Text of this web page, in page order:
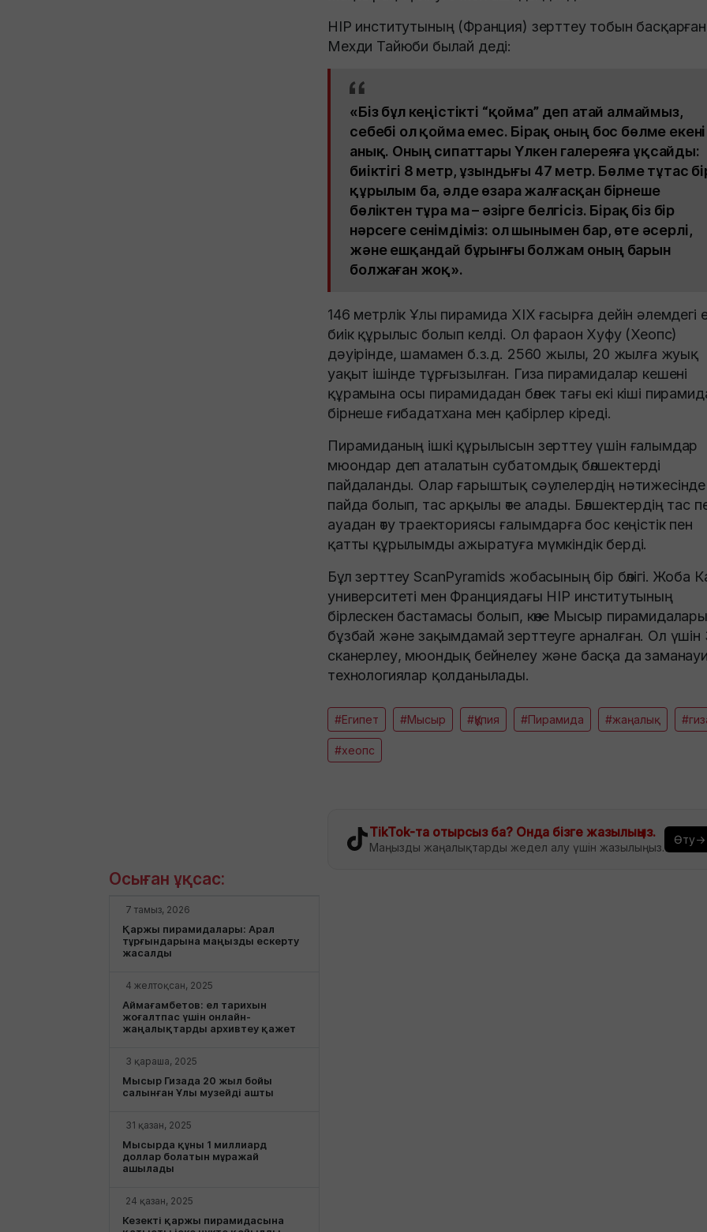
HIP институтының (Франция) зерттеу тобын басқарған
Мехди Тайюби былай деді:
«Біз бұл кеңістікті “қойма” деп атай алмаймыз,
себебі ол қойма емес. Бірақ оның бос бөлме екені
анық. Оның сипаттары Үлкен галереяға ұқсайды:
биіктігі 8 метр, ұзындығы 47 метр. Бөлме тұтас
құрылым ба, әлде өзара жалғасқан бірнеше
бөліктен тұра ма – әзірге белгісіз. Бірақ біз бір
нәрсеге сенімдіміз: ол шынымен бар, өте әсерлі,
және ешқандай бұрынғы болжам оның барын
болжаған жоқ».
146 метрлік Ұлы пирамида XIX ғасырға дейін әлемдегі
биік құрылыс болып келді. Ол фараон Хуфу (Хеопс)
дәуірінде, шамамен б.з.д. 2560 жылы, 20 жылға жуық
уақыт ішінде тұрғызылған. Гиза пирамидалар кешені
құрамына осы пирамидадан бөлек тағы екі кіші
бірнеше ғибадатхана мен қабірлер кіреді.
Пирамиданың ішкі құрылысын зерттеу үшін ғалымдар
мюондар деп аталатын субатомдық бөлшектерді
пайдаланды. Олар ғарыштық сәулелердің нәтижесінде
пайда болып, тас арқылы өте алады. Бөлшектердің тас
ауадан өту траекториясы ғалымдарға бос кеңістік пен
қатты құрылымды ажыратуға мүмкіндік берді.
Бұл зерттеу ScanPyramids жобасының бір бөлігі. Жоба
университеті мен Франциядағы HIP институтының
бірлескен бастамасы болып, көне Мысыр
бұзбай және зақымдамай зерттеуге арналған. Ол үшін
сканерлеу, мюондық бейнелеу және басқа да
технологиялар қолданылады.
#Египет #Мысыр #Құпия #Пирамида #жаңалық
#хеопс
TikTok-та отырсыз ба? Онда бізге жазылыңыз.
Маңызды жаңалықтарды жедел алу үшін жазылыңыз.
Өту→
Осыған ұқсас:
7 тамыз, 2026
Қаржы пирамидалары: Арал
тұрғындарына маңызды ескерту
жасалды
4 желтоқсан, 2025
Аймағамбетов: ел тарихын
жоғалтпас үшін онлайн-
жаңалықтарды архивтеу қажет
3 қараша, 2025
Мысыр Гизада 20 жыл бойы
салынған Ұлы музейді ашты
31 қазан, 2025
Мысырда құны 1 миллиард
доллар болатын мұражай
ашылады
24 қазан, 2025
Кезекті қаржы пирамидасына